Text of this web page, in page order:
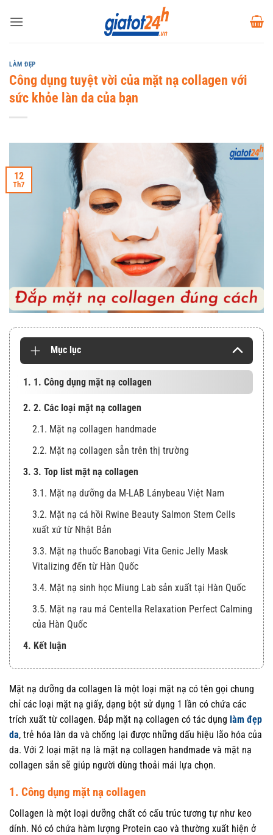
qua
LÀM ĐẸP
Công dụng tuyệt vời của mặt nạ collagen với
sức khỏe làn da của bạn
12
Th7
Mục lục
1. 1. Công dụng mặt nạ collagen
2. 2. Các loại mặt nạ collagen
2.1. Mặt nạ collagen handmade
2.2. Mặt nạ collagen sẵn trên thị trường
3. 3. Top list mặt nạ collagen
3.1. Mặt nạ dưỡng da M-LAB Lánybeau Việt Nam
3.2. Mặt nạ cá hồi Rwine Beauty Salmon Stem Cells
xuất xứ từ Nhật Bản
3.3. Mặt nạ thuốc Banobagi Vita Genic Jelly Mask
Vitalizing đến từ Hàn Quốc
3.4. Mặt nạ sinh học Miung Lab sản xuất tại Hàn Quốc
3.5. Mặt nạ rau má Centella Relaxation Perfect Calming
của Hàn Quốc
4. Kết luận
Mặt nạ dưỡng da collagen là một loại mặt nạ có tên gọi chung
chỉ các loại mặt nạ giấy, dạng bột sử dụng 1 lần có chứa các
trích xuất từ collagen. Đắp mặt nạ collagen có tác dụng làm đẹp
da, trẻ hóa làn da và chống lại được những dấu hiệu lão hóa của
da. Với 2 loại mặt nạ là mặt nạ collagen handmade và mặt nạ
collagen sắn sẽ giúp người dùng thoải mái lựa chọn.
1. Công dụng mặt nạ collagen
Collagen là một loại dưỡng chất có cấu trúc tương tự như keo
dính. Nó có chứa hàm lượng Protein cao và thường xuất hiện ở